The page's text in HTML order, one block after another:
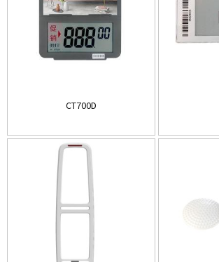
CT700D